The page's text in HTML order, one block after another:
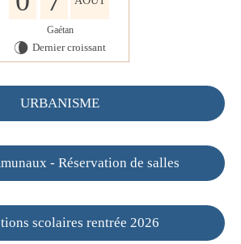
Gaétan
V Dernier croissant
URBANISME
- Réservation de salles
scolaires rentrée 2026